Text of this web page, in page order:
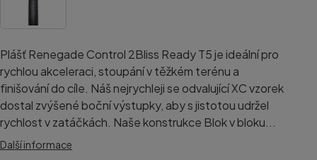
Plášť Renegade Control 2Bliss Ready T5 je ideální pro
rychlou akceleraci, stoupání v těžkém terénu a
finišování do cíle. Náš nejrychleji se odvalující XC vzorek
dostal zvýšené boční výstupky, aby s jistotou udržel
rychlost v zatáčkách. Naše konstrukce Blok v bloku...
Další informace